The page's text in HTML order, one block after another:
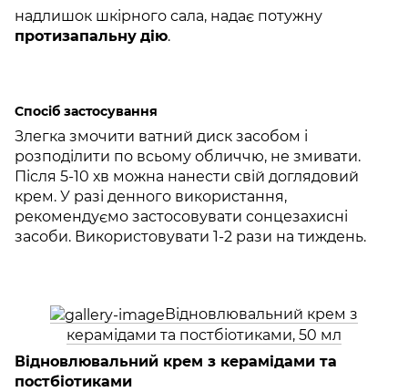
надлишок шкірного сала, надає потужну
протизапальну дію.
Спосіб застосування
Злегка змочити ватний диск засобом і
розподілити по всьому обличчю, не змивати.
Після 5-10 хв можна нанести свій доглядовий
крем. У разі денного використання,
рекомендуємо застосовувати сонцезахисні
засоби. Використовувати 1-2 рази на тиждень.
Відновлювальний крем з
керамідами та постбіотиками, 50 мл
Відновлювальний крем з керамідами та
постбіотиками